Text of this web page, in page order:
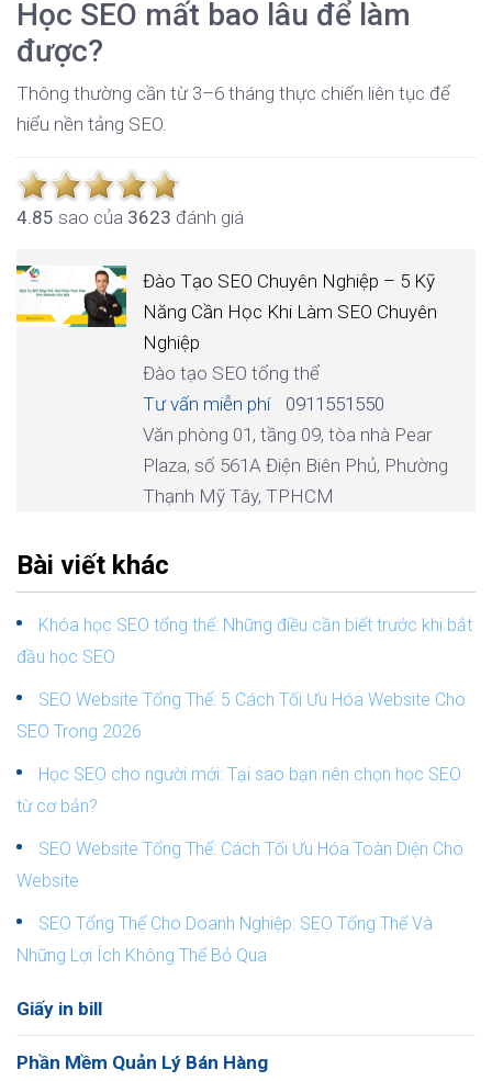
Học SEO mất bao lâu để làm
được?
Thông thường cần từ 3–6 tháng thực chiến liên tục để
hiểu nền tảng SEO.
4.85 sao của 3623 đánh giá
Đào Tạo SEO Chuyên Nghiệp – 5 Kỹ
Năng Cần Học Khi Làm SEO Chuyên
Nghiệp
Đào tạo SEO tổng thể
Tư vấn miễn phí
0911551550
Văn phòng 01, tầng 09, tòa nhà Pear
Plaza, số 561A Điện Biên Phủ, Phường
Thạnh Mỹ Tây, TPHCM
Bài viết khác
Khóa học SEO tổng thể: Những điều cần biết trước khi bắt
đầu học SEO
SEO Website Tổng Thể: 5 Cách Tối Ưu Hóa Website Cho
SEO Trong 2026
Học SEO cho người mới: Tại sao bạn nên chọn học SEO
từ cơ bản?
SEO Website Tổng Thể: Cách Tối Ưu Hóa Toàn Diện Cho
Website
SEO Tổng Thể Cho Doanh Nghiệp: SEO Tổng Thể Và
Những Lợi Ích Không Thể Bỏ Qua
Giấy in bill
Phần Mềm Quản Lý Bán Hàng